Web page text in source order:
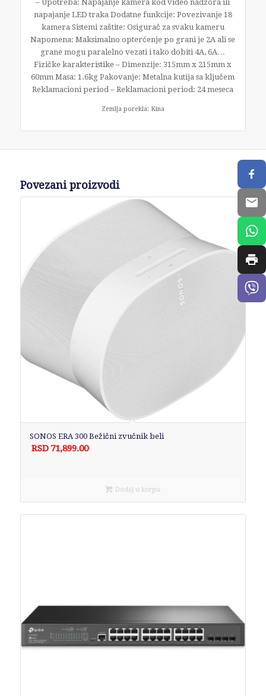
– Upotreba: Napajanje kamera kod video nadzora ili
napajanje LED traka Dodatne funkcije: Povezivanje 18
kamera Sistemi zaštite: Osigurač za svaku kameru
Napomena: Maksimalno opterćenje po grani je 2A ali se
grane mogu paralelno vezati i tako dobiti 4A, 6A…
Fizičke karakteristike – Dimenzije: 315mm x 215mm x
60mm Masa: 1.6kg Pakovanje: Metalna kutija sa ključem
Reklamacioni period – Reklamacioni period: 24 meseca
Zemlja porekla: Kina
Povezani proizvodi
SONOS ERA 300 Bežični zvučnik beli
RSD 71,899.00
Dodaj u korpu